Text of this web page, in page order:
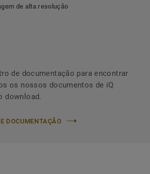
de alta resolução
de documentação para encontrar
os nossos documentos de iQ
download.
DOCUMENTAÇÃO